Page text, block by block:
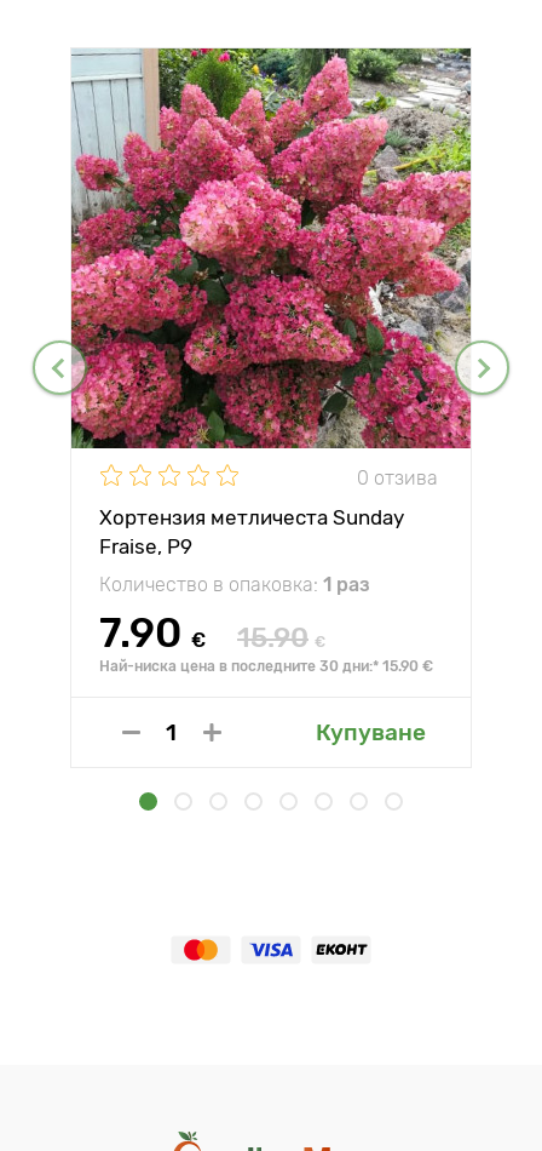
0 отзива
Хортензия метличеста Sunday
Fraise, P9
Количество в опаковка: 1 раз
7.90 € 15.90 €
Най-ниска цена в последните 30 дни:* 15.90 €
Купуване